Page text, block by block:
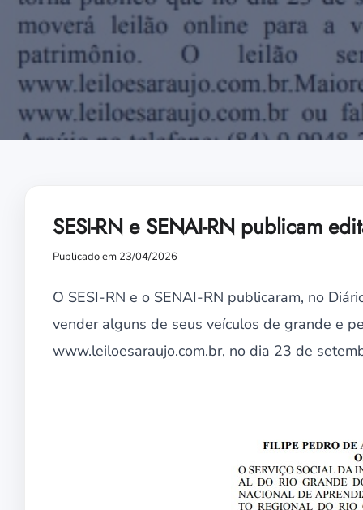
SESI-RN e SENAI-RN publicam
Publicado em 23/04/2026
O SESI-RN e o SENAI-RN publicaram, no
vender alguns de seus veículos de grande e
www.leiloesaraujo.com.br, no dia 23 de